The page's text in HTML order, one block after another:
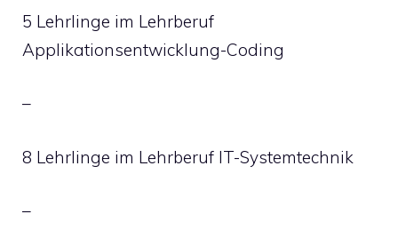
5 Lehrlinge im Lehrberuf
Applikationsentwicklung-Coding
–
8 Lehrlinge im Lehrberuf IT-Systemtechnik
–